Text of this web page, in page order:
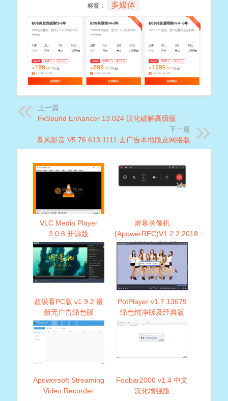
标签： 多媒体
上一篇
FxSound Enhancer 13.024 汉化破解高级版
下一篇
暴风影音 V5.76.613.1111 去广告本地版及网络版
VLC Media Player
3.0.8 开源版
屏幕录像机
(ApowerREC)V1.2.2.2018.07.30
破解中文绿色版
超级看PC版 v1.9.2 最
新无广告绿色版
PotPlayer v1.7.13679
绿色纯净版及经典版
Apowersoft Streaming
Video Recorder
Foobar2000 v1.4 中文
汉化增强版